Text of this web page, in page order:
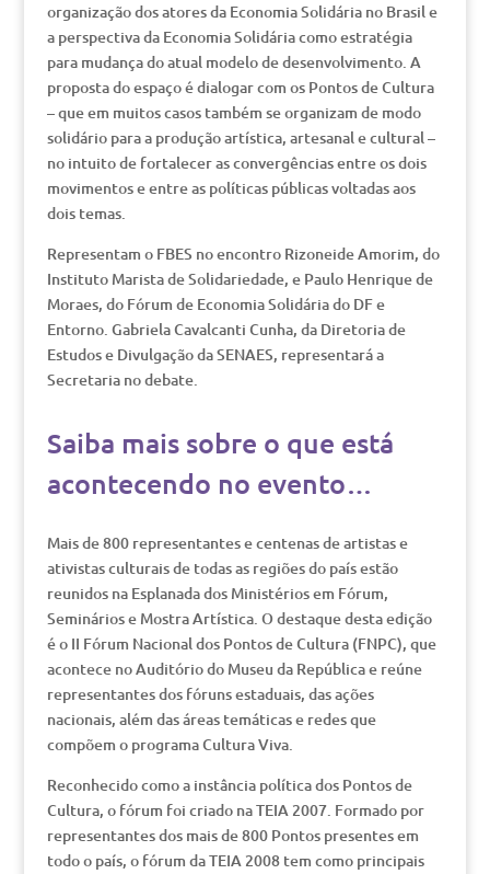
organização dos atores da Economia Solidária no Brasil e
a perspectiva da Economia Solidária como estratégia
para mudança do atual modelo de desenvolvimento. A
proposta do espaço é dialogar com os Pontos de Cultura
– que em muitos casos também se organizam de modo
solidário para a produção artística, artesanal e cultural –
no intuito de fortalecer as convergências entre os dois
movimentos e entre as políticas públicas voltadas aos
dois temas.
Representam o FBES no encontro Rizoneide Amorim, do
Instituto Marista de Solidariedade, e Paulo Henrique de
Moraes, do Fórum de Economia Solidária do DF e
Entorno. Gabriela Cavalcanti Cunha, da Diretoria de
Estudos e Divulgação da SENAES, representará a
Secretaria no debate.
Saiba mais sobre o que está
acontecendo no evento…
Mais de 800 representantes e centenas de artistas e
ativistas culturais de todas as regiões do país estão
reunidos na Esplanada dos Ministérios em Fórum,
Seminários e Mostra Artística. O destaque desta edição
é o II Fórum Nacional dos Pontos de Cultura (FNPC), que
acontece no Auditório do Museu da República e reúne
representantes dos fóruns estaduais, das ações
nacionais, além das áreas temáticas e redes que
compõem o programa Cultura Viva.
Reconhecido como a instância política dos Pontos de
Cultura, o fórum foi criado na TEIA 2007. Formado por
representantes dos mais de 800 Pontos presentes em
todo o país, o fórum da TEIA 2008 tem como principais